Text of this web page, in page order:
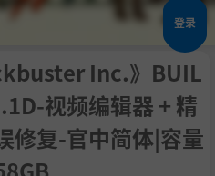
登录
Inc.》BUIL
视频编辑器 + 精
修复-官中简体|容量